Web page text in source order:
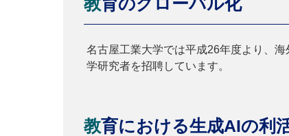
名古屋工業大学では平成26年度より、
学研究者を招聘しています。
教育における生成AIの利